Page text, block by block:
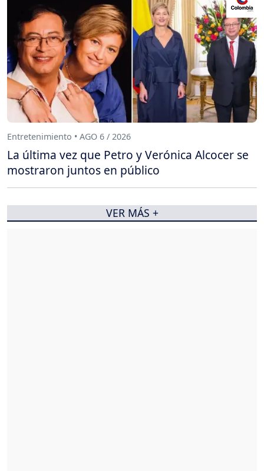
Entretenimiento • AGO 6 / 2026
La última vez que Petro y Verónica Alcocer se
mostraron juntos en público
VER MÁS +